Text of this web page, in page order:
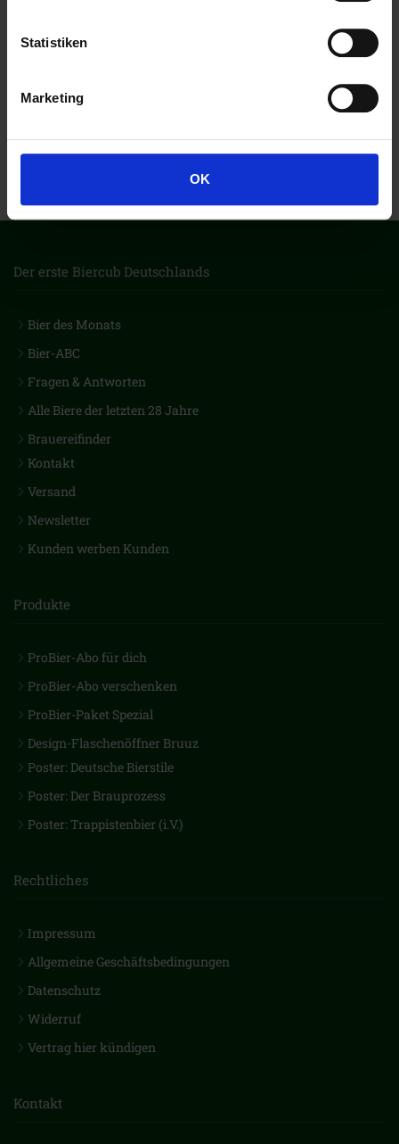
Statistiken
Marketing
OK
Der erste Biercub Deutschlands
Bier des Monats
Bier-ABC
Fragen & Antworten
Alle Biere der letzten 28 Jahre
Brauereifinder
Kontakt
Versand
Newsletter
Kunden werben Kunden
Produkte
ProBier-Abo für dich
ProBier-Abo verschenken
ProBier-Paket Spezial
Design-Flaschenöffner Bruuz
Poster: Deutsche Bierstile
Poster: Der Brauprozess
Poster: Trappistenbier (i.V.)
Rechtliches
Impressum
Allgemeine Geschäftsbedingungen
Datenschutz
Widerruf
Vertrag hier kündigen
Kontakt